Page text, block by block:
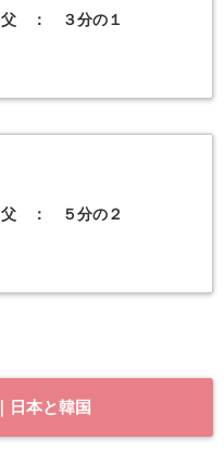
： ３分の１
： ５分の２
本と韓国